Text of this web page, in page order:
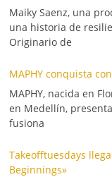
Maiky Saenz, una
una historia de
Originario de
MAPHY conquista
MAPHY, nacida en
en Medellín,
fusiona
Takeofftuesdays
Beginnings»